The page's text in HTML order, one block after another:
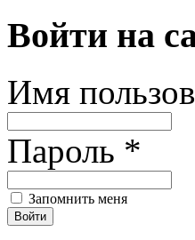
Войти на
Имя
Пароль *
Запомнить меня